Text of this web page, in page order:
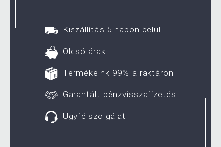
Kiszállítás 5 napon belül
Olcsó árak
Termékeink 99%-a raktáron
Garantált pénzvisszafizetés
Ügyfélszolgálat